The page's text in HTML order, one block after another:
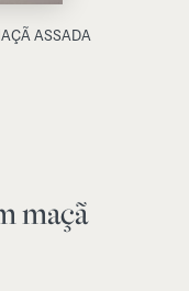
ASSADA
maçã